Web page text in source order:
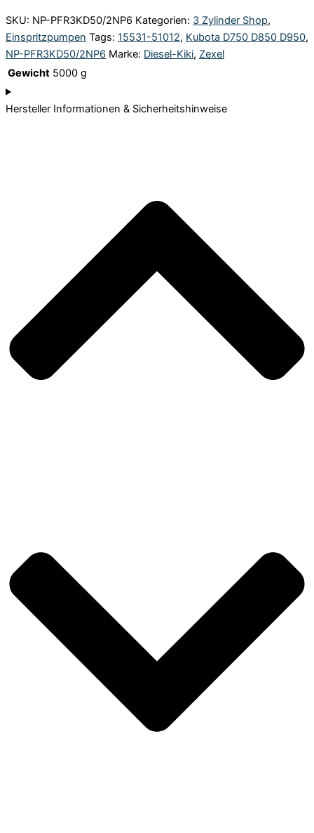
SKU: NP-PFR3KD50/2NP6 Kategorien: 3 Zylinder Shop,
Einspritzpumpen Tags: 15531-51012, Kubota D750 D850 D950,
NP-PFR3KD50/2NP6 Marke: Diesel-Kiki, Zexel
Gewicht 5000 g
Hersteller Informationen & Sicherheitshinweise